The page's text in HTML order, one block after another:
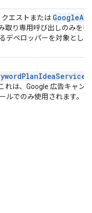
クエストまたは GoogleAds
取り専用呼び出しのみを
デベロッパーを対象とし
れは、Google 広告キャン
ルでのみ使用されます。